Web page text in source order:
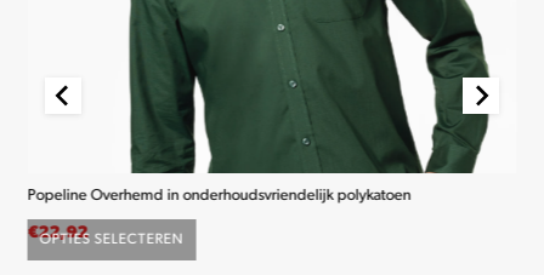
OPTIES SELECTEREN
Popeline Overhemd in onderhoudsvriendelijk polykatoen
€22,92